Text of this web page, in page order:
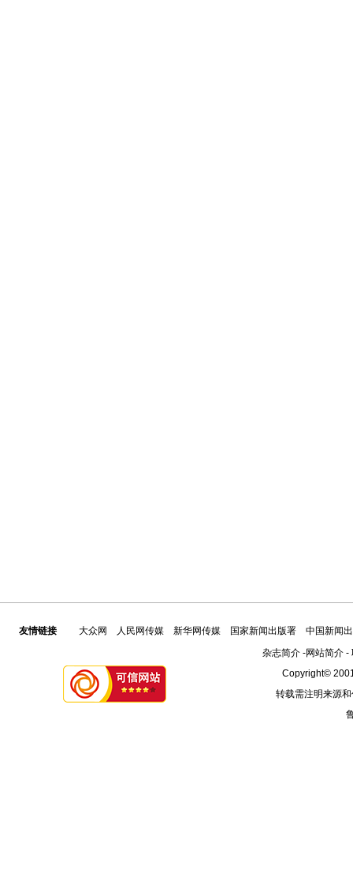
友情链接 大众网 人民网传媒 新华网传媒 国家新闻出版署
中国新闻
杂志简介-网站简介-
Copyright©
转载需注明来源